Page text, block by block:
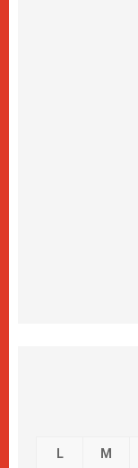
L M